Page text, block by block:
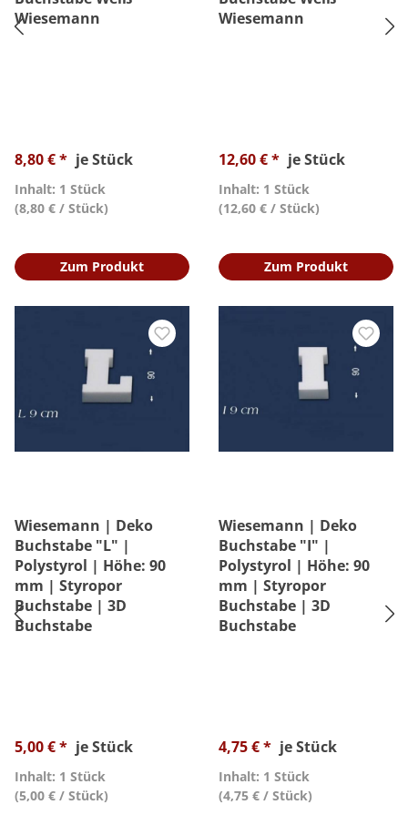
Wiesemann
8,80 € * je Stück
Inhalt: 1 Stück
(8,80 € / Stück)
Zum Produkt
Wiesemann
12,60 € * je Stück
Inhalt: 1 Stück
(12,60 € / Stück)
Zum Produkt
Wiesemann | Deko
Buchstabe "L" |
Polystyrol | Höhe: 90
mm | Styropor
Buchstabe | 3D
Buchstabe
5,00 € * je Stück
Inhalt: 1 Stück
(5,00 € / Stück)
Wiesemann | Deko
Buchstabe "I" |
Polystyrol | Höhe: 90
mm | Styropor
Buchstabe | 3D
Buchstabe
4,75 € * je Stück
Inhalt: 1 Stück
(4,75 € / Stück)